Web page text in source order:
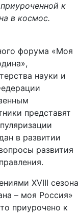
к
в космос.
форума «Моя
науки и
представят
в развитии
развития
XVIII сезона
– моя Россия»
приурочено к